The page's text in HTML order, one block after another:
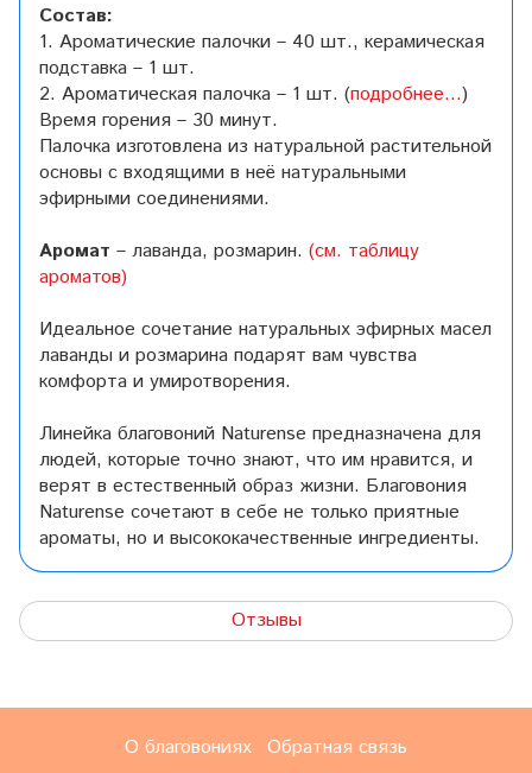
Состав:
1. Ароматические палочки – 40 шт., керамическая
подставка – 1 шт.
2. Ароматическая палочка – 1 шт. (подробнее...)
Время горения – 30 минут.
Палочка изготовлена из натуральной растительной
основы с входящими в неё натуральными
эфирными соединениями.
Аромат – лаванда, розмарин. (см. таблицу
ароматов)
Идеальное сочетание натуральных эфирных масел
лаванды и розмарина подарят вам чувства
комфорта и умиротворения.
Линейка благовоний Naturense предназначена для
людей, которые точно знают, что им нравится, и
верят в естественный образ жизни. Благовония
Naturense сочетают в себе не только приятные
ароматы, но и высококачественные ингредиенты.
Отзывы
О благовониях Обратная связь